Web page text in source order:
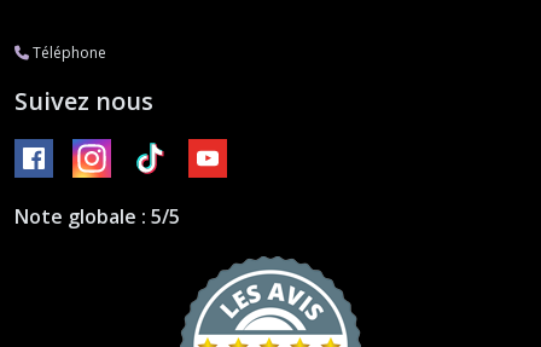
Téléphone
Suivez nous
Note globale : 5/5